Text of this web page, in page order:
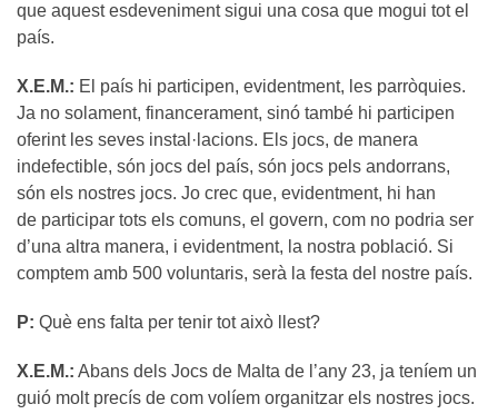
que aquest esdeveniment sigui una cosa que mogui tot el
país.
X.E.M.: El país hi participen, evidentment, les parròquies.
Ja no solament, financerament, sinó també hi participen
oferint les seves instal·lacions. Els jocs, de manera
indefectible, són jocs del país, són jocs pels andorrans,
són els nostres jocs. Jo crec que, evidentment, hi han
de participar tots els comuns, el govern, com no podria ser
d’una altra manera, i evidentment, la nostra població. Si
comptem amb 500 voluntaris, serà la festa del nostre país.
P: Què ens falta per tenir tot això llest?
X.E.M.: Abans dels Jocs de Malta de l’any 23, ja teníem un
guió molt precís de com volíem organitzar els nostres jocs.